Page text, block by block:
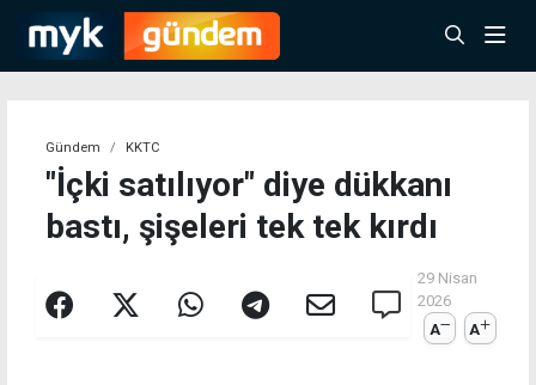
Gündem KKTC
"İçki satılıyor" diye dükkanı
bastı, şişeleri tek tek kırdı
29 Nisan
2026
A
A